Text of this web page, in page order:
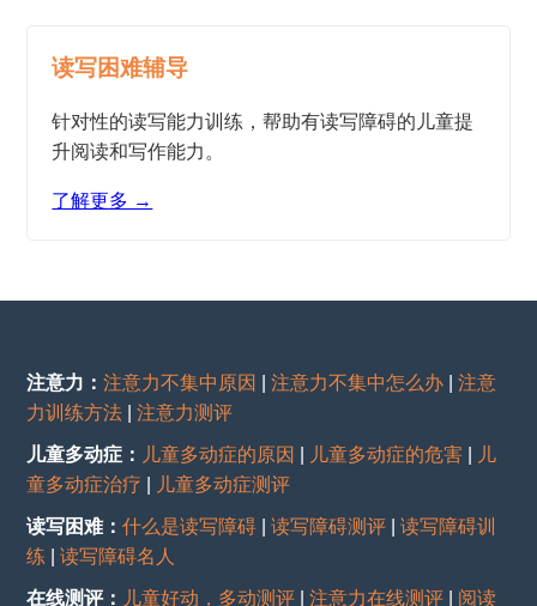
读写困难辅导
针对性的读写能力训练，帮助有读写障碍的儿童提
升阅读和写作能力。
了解更多 →
注意力：注意力不集中原因 |注意力不集中怎么办 |注意
力训练方法 |注意力测评
儿童多动症： 儿童多动症的原因 儿童多动症的危害
儿
童多动症治疗
儿童多动症测评
读写困难：什么是读写障碍 |读写障碍测评 |读写障碍训
练 |读写障碍名人
在线测评： 儿童好动，多动测评 |注意力在线测评 阅读